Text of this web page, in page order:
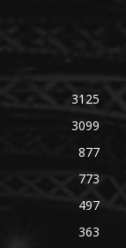
3125
3099
877
773
497
363